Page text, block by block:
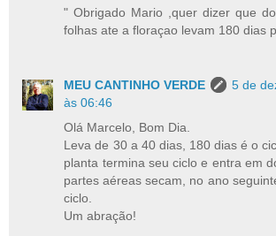
" Obrigado Mario ,quer dizer que
folhas ate a floraçao levam 180 dias
MEU CANTINHO VERDE
5 de
às 06:46
Olá Marcelo, Bom Dia.
Leva de 30 a 40 dias, 180 dias é o
planta termina seu ciclo e entra em
partes aéreas secam, no ano
ciclo.
Um abração!